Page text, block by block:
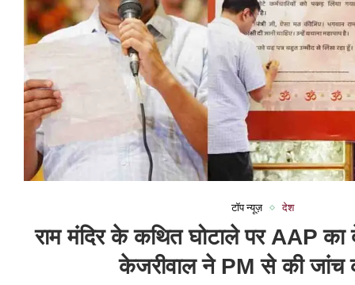
टॉप न्यूज़ देश
राम मंदिर के कथित घोटाले पर AAP का
केजरीवाल ने PM से की जांच